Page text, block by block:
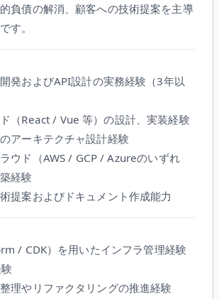
負債の解消、顧客への技術提案を主導
す。
発およびAPI設計の実務経験（3年以
（React / Vue 等）の設計、実装経験
アーキテクチャ設計経験
ウド（AWS / GCP / Azureのいずれ
経験
提案およびドキュメント作成能力
/ CDK）を用いたインフラ管理経験
理やリファクタリングの推進経験